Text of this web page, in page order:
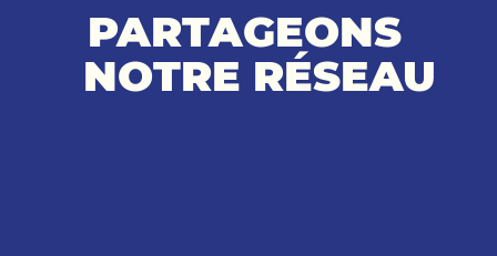
PARTAGEONS
NOTRE RÉSEAU